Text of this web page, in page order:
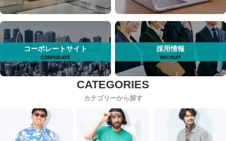
コーポレートサイト 採用情報
カテゴリーから探す